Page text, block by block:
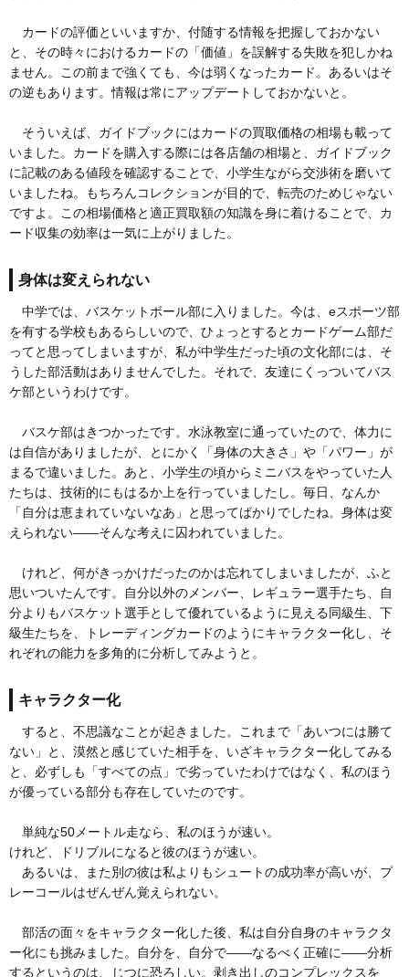
カードの評価といいますか、付随する情報を把握しておかない
と、その時々におけるカードの「価値」を誤解する失敗を犯しかね
ません。この前まで強くても、今は弱くなったカード。あるいはそ
の逆もあります。情報は常にアップデートしておかないと。
そういえば、ガイドブックにはカードの買取価格の相場も載って
いました。カードを購入する際には各店舗の相場と、ガイドブック
に記載のある値段を確認することで、小学生ながら交渉術を磨いて
いましたね。もちろんコレクションが目的で、転売のためじゃない
ですよ。この相場価格と適正買取額の知識を身に着けることで、カ
ード収集の効率は一気に上がりました。
身体は変えられない
中学では、バスケットボール部に入りました。今は、eスポーツ部
を有する学校もあるらしいので、ひょっとするとカードゲーム部だ
ってと思ってしまいますが、私が中学生だった頃の文化部には、そ
うした部活動はありませんでした。それで、友達にくっついてバス
ケ部というわけです。
バスケ部はきつかったです。水泳教室に通っていたので、体力に
は自信がありましたが、とにかく「身体の大きさ」や「パワー」が
まるで違いました。あと、小学生の頃からミニバスをやっていた人
たちは、技術的にもはるか上を行っていましたし。毎日、なんか
「自分は恵まれていないなあ」と思ってばかりでしたね。身体は変
えられない——そんな考えに囚われていました。
けれど、何がきっかけだったのかは忘れてしまいましたが、ふと
思いついたんです。自分以外のメンバー、レギュラー選手たち、自
分よりもバスケット選手として優れているように見える同級生、下
級生たちを、トレーディングカードのようにキャラクター化し、そ
れぞれの能力を多角的に分析してみようと。
キャラクター化
すると、不思議なことが起きました。これまで「あいつには勝て
ない」と、漠然と感じていた相手を、いざキャラクター化してみる
と、必ずしも「すべての点」で劣っていたわけではなく、私のほう
が優っている部分も存在していたのです。
単純な50メートル走なら、私のほうが速い。
けれど、ドリブルになると彼のほうが速い。
あるいは、また別の彼は私よりもシュートの成功率が高いが、プ
レーコールはぜんぜん覚えられない。
部活の面々をキャラクター化した後、私は自分自身のキャラクタ
ー化にも挑みました。自分を、自分で——なるべく正確に——分析
するというのは、じつに恐ろしい。剥き出しのコンプレックスを